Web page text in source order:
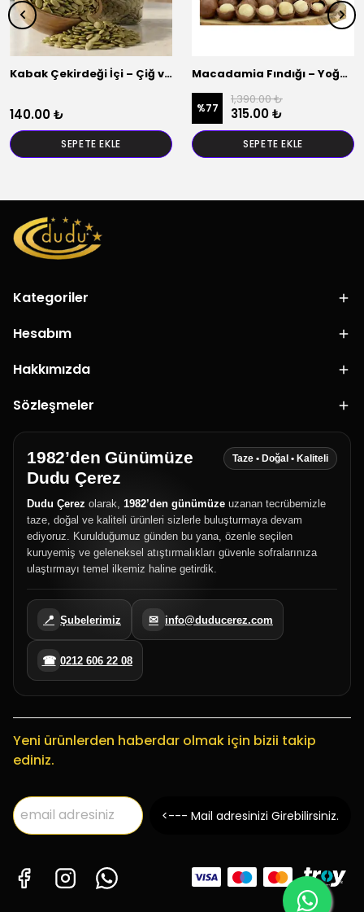
Kabak Çekirdeği İçi – Çiğ ve Doğal
140.00 ₺
SEPETE EKLE
Macadamia Fındığı – Yoğun Lezzet
%77
1,390.00 ₺
315.00 ₺
SEPETE EKLE
Kategoriler
Hesabım
Hakkımızda
Sözleşmeler
1982’den Günümüze
Dudu Çerez
Taze • Doğal • Kaliteli
Dudu Çerez olarak, 1982’den günümüze uzanan tecrübemizle
taze, doğal ve kaliteli ürünleri sizlerle buluşturmaya devam
ediyoruz. Kurulduğumuz günden bu yana, özenle seçilen
kuruyemiş ve geleneksel atıştırmalıkları güvenle sofralarınıza
ulaştırmayı temel ilkemiz haline getirdik.
📍 Şubelerimiz ✉ info@duducerez.com
☎ 0212 606 22 08
Yeni ürünlerden haberdar olmak için bizii takip
ediniz.
<--- Mail adresinizi Girebilirsiniz.